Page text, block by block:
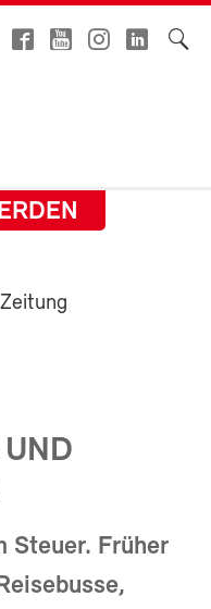
Steuer. Früher